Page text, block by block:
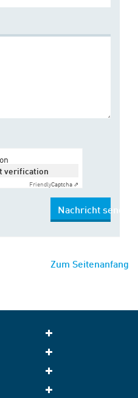
verification
FriendlyCaptcha ⇗
Nachricht senden
Zum Seitenanfang